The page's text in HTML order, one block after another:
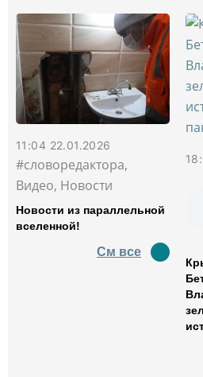
11:04 22.01.2026
#словоредактора,
Видео, Новости
Новости из параллельной
вселенной!
См все